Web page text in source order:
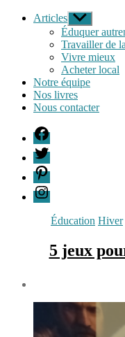
Articles Afficher
le
sous-
menu
Éduquer
Travailler de
Vivre mieux
Acheter local
Notre équipe
Nos livres
Nous contacter
F
T
P
I
Éducation Hiver
5 jeux
décembre